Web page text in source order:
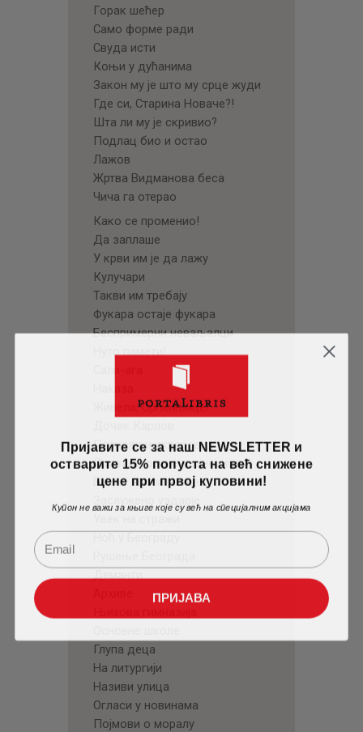
Горак шећер
Само форме ради
Свуда исти
Коњи у дућанима
Закон му је што му срце жуди
Где си, Старина Новаче?!
Шта ли му је скривио?
Подлац био и остао
Лажов
Жртва Видманова беса
Чича га отерао
Како се променио!
Да заплаше
У крви им је да лажу
Кулучари
Такви им требају
Фукара остаје фукара
Беспримерни неваљалци
Нуто памети!
Живела, Српкињице!
Паркови и скверови
Привилеговане келнерице
Бедне васпитачице
Заслужено уздарје
Деманти
Глупа деца
На литургији
Називи улица
Огласи у новинама
Појмови о моралу
Пријавите се за наш NEWSLETTER и
остварите 15% попуста на већ снижене
цене при првој куповини!
Купон не важи за књиге које су већ на специјалним акцијама
ПРИЈАВА